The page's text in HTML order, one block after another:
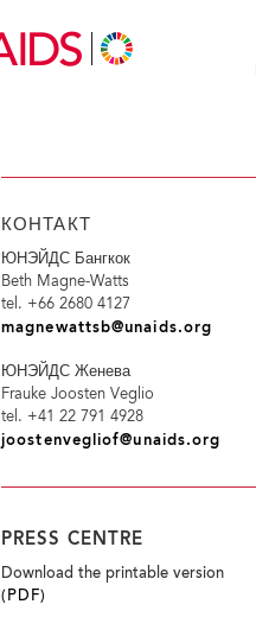
КОНТАКТ
ЮНЭЙДС Бангкок
Beth Magne-Watts
tel. +66 2680 4127
magnewattsb@unaids.org
ЮНЭЙДС Женева
Frauke Joosten Veglio
tel. +41 22 791 4928
joostenvegliof@unaids.org
PRESS CENTRE
Download the printable version
(PDF)